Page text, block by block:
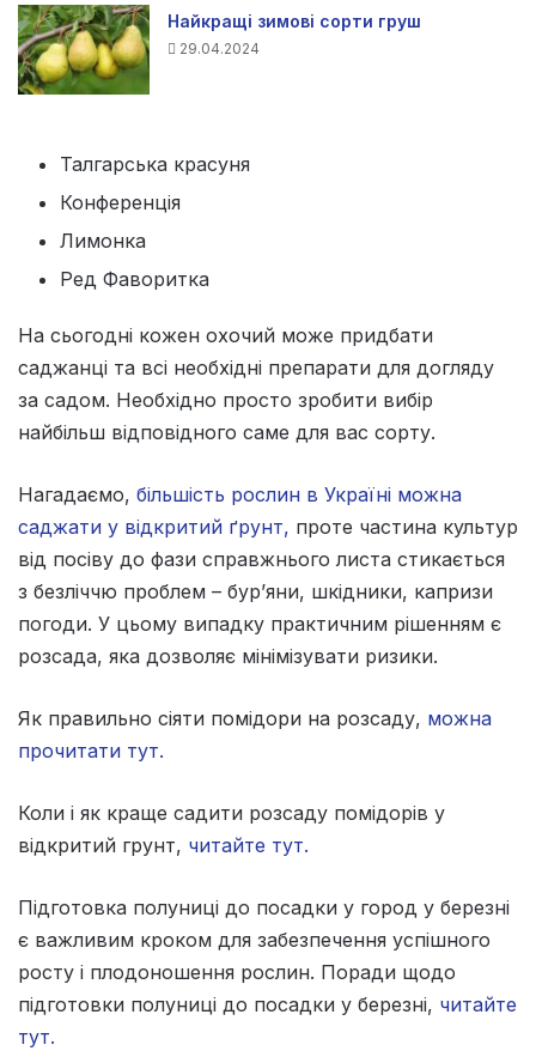
Найкращі зимові сорти груш
29.04.2024
Талгарська красуня
Конференція
Лимонка
Ред Фаворитка
На сьогодні кожен охочий може придбати
саджанці та всі необхідні препарати для догляду
за садом. Необхідно просто зробити вибір
найбільш відповідного саме для вас сорту.
Нагадаємо, більшість рослин в Україні можна
саджати у відкритий ґрунт, проте частина культур
від посіву до фази справжнього листа стикається
з безліччю проблем – бур’яни, шкідники, капризи
погоди. У цьому випадку практичним рішенням є
розсада, яка дозволяє мінімізувати ризики.
Як правильно сіяти помідори на розсаду, можна
прочитати тут.
Коли і як краще садити розсаду помідорів у
відкритий грунт, читайте тут.
Підготовка полуниці до посадки у город у березні
є важливим кроком для забезпечення успішного
росту і плодоношення рослин. Поради щодо
підготовки полуниці до посадки у березні, читайте
тут.